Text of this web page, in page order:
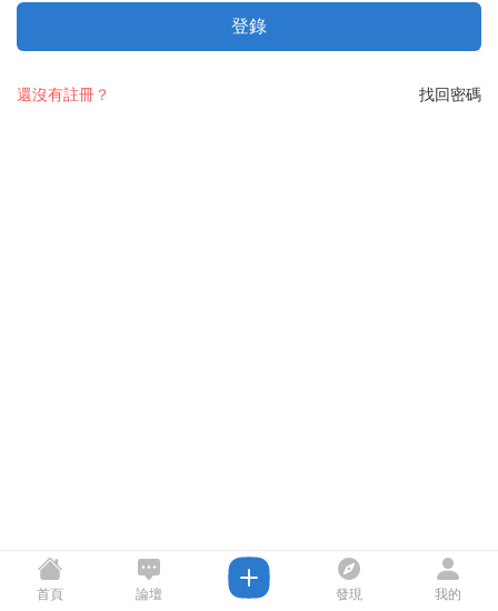
登錄
找回密碼
還沒有註冊？
首頁 論壇 發現 我的